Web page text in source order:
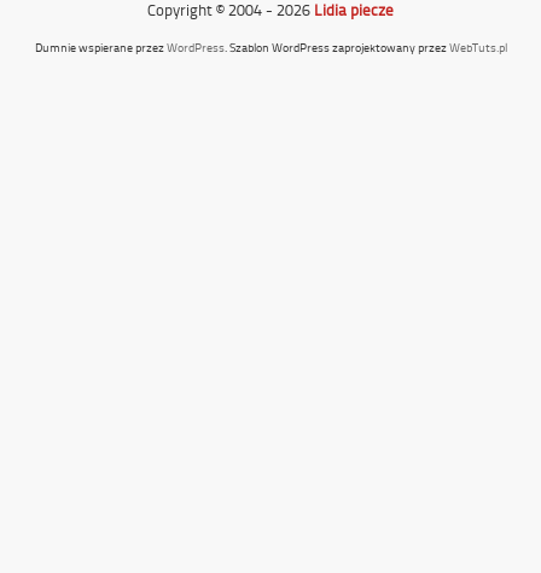
Copyright © 2004 - 2026 Lidia piecze
Dumnie wspierane przezWordPress. Szablon WordPress zaprojektowany przezWebTuts.pl